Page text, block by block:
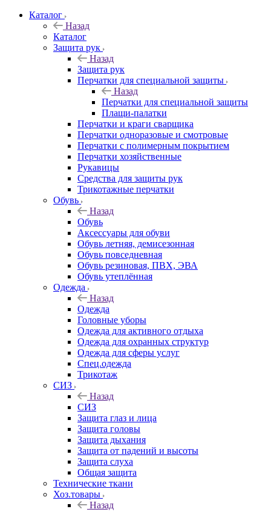
Каталог
Назад
Каталог
Защита рук
Назад
Защита рук
Перчатки для специальной защиты
Назад
Перчатки для специальной защиты
Плащи-палатки
Перчатки и краги сварщика
Перчатки одноразовые и смотровые
Перчатки с полимерным покрытием
Перчатки хозяйственные
Рукавицы
Средства для защиты рук
Трикотажные перчатки
Обувь
Назад
Обувь
Аксессуары для обуви
Обувь летняя, демисезонная
Обувь повседневная
Обувь резиновая, ПВХ, ЭВА
Обувь утеплённая
Одежда
Назад
Одежда
Головные уборы
Одежда для активного отдыха
Одежда для охранных структур
Одежда для сферы услуг
Спец.одежда
Трикотаж
СИЗ
Назад
СИЗ
Защита глаз и лица
Защита головы
Защита дыхания
Защита от падений и высоты
Защита слуха
Общая защита
Технические ткани
Хоз.товары
Назад